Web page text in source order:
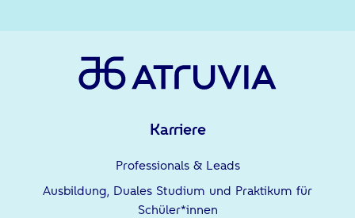
Karriere
Professionals & Leads
Ausbildung, Duales Studium und Praktikum für
Schüler*innen